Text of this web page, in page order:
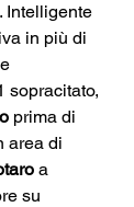
Intelligente
in più di
sopracitato,
prima di
area di
a
su